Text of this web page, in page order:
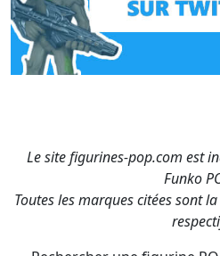
Le site figurines-pop.com est
Funko
Toutes les marques citées sont